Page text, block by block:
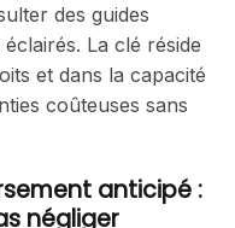
des guides
La clé réside
et dans la capacité
coûteuses sans
anticipé :
négliger